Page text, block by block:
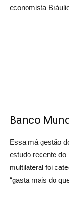
economista
Banco
Essa má gestão
estudo recente do
multilateral foi
“gasta mais do